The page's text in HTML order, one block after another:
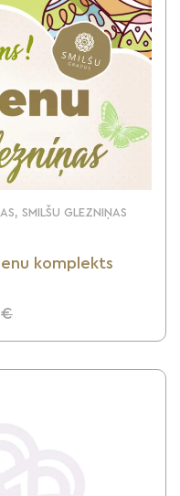
SMILŠU GLEZNIŅAS
komplekts
€